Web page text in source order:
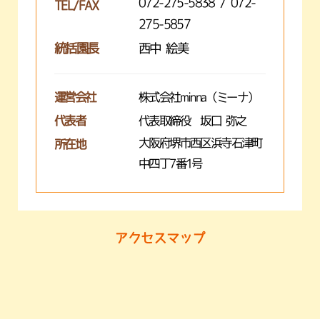
TEL/FAX
275-5857
統括園長
西中 絵美
運営会社 株式会社minna（ミーナ）
代表者 代表取締役 坂口 弥之
所在地
大阪府堺市西区浜寺石津町
中四丁7番1号
アクセスマップ